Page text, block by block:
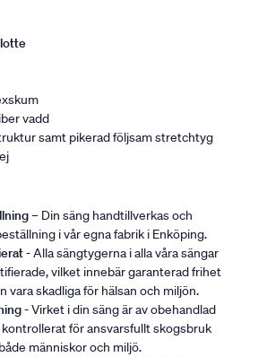
vadd
samt pikerad följsam stretchtyg
– Din säng handtillverkas och
i vår egna fabrik i Enköping.
- Alla sängtygerna i alla våra sängar
vilket innebär garanterad frihet
vara skadliga för hälsan och miljön.
- Virket i din säng är av obehandlad
för ansvarsfullt skogsbruk
människor och miljö.